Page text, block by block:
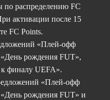
по распределению FC
активации после 15
FC Points.
«Плей-офф
«День рождения FUT»,
финалу UEFA».
«Плей-офф
«День рождения FUT» и